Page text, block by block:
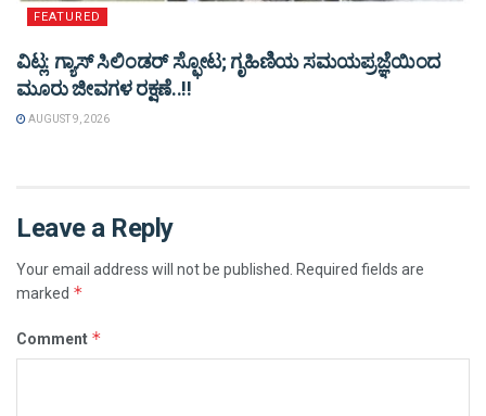
FEATURED
ವಿಟ್ಲ: ಗ್ಯಾಸ್ ಸಿಲಿಂಡರ್ ಸ್ಫೋಟ; ಗೃಹಿಣಿಯ ಸಮಯಪ್ರಜ್ಞೆಯಿಂದ
ಮೂರು ಜೀವಗಳ ರಕ್ಷಣೆ..!!
AUGUST 9, 2026
Leave a Reply
Your email address will not be published. Required fields are
marked *
Comment *